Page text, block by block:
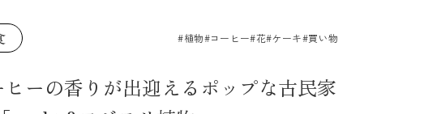
#植物#コーヒー#花#ケーキ#買い物
ーの香りが出迎えるポップな古民家